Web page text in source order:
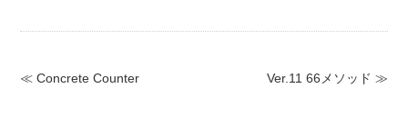
Ver.11 66メソッド ≫
≪ Concrete Counter